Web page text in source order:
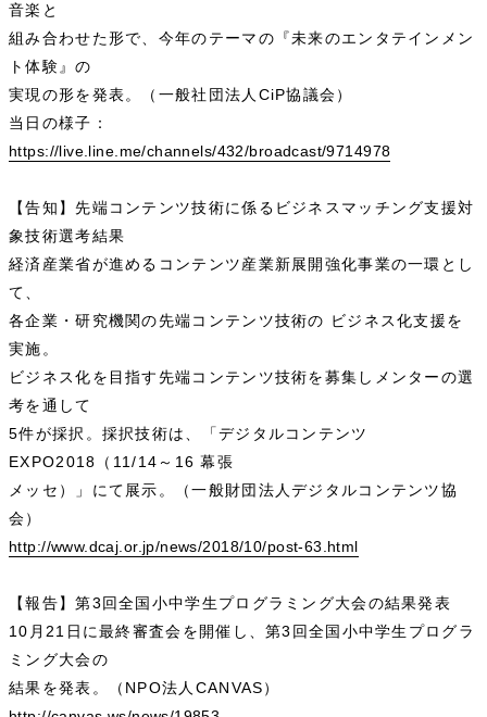
音楽と
組み合わせた形で、今年のテーマの『未来のエンタテインメン
ト体験』の
実現の形を発表。（一般社団法人CiP協議会）
当日の様子：
https://live.line.me/channels/432/broadcast/9714978
【告知】先端コンテンツ技術に係るビジネスマッチング支援対
象技術選考結果
経済産業省が進めるコンテンツ産業新展開強化事業の一環とし
て、
各企業・研究機関の先端コンテンツ技術の ビジネス化支援を
実施。
ビジネス化を目指す先端コンテンツ技術を募集しメンターの選
考を通して
5件が採択。採択技術は、「デジタルコンテンツ
EXPO2018（11/14～16 幕張
メッセ）」にて展示。（一般財団法人デジタルコンテンツ協
会）
http://www.dcaj.or.jp/news/2018/10/post-63.html
【報告】第3回全国小中学生プログラミング大会の結果発表
10月21日に最終審査会を開催し、第3回全国小中学生プログラ
ミング大会の
結果を発表。（NPO法人CANVAS）